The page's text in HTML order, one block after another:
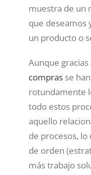
muestra de un
que deseamos
un producto o
Aunque gracias
comprasse
rotundamente
todo estos
aquello
de procesos,
de orden
más trabajo